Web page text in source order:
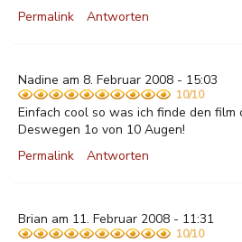
Permalink
Antworten
Nadine am 8. Februar 2008 - 15:03
10/10
Einfach cool so was ich finde den film
Deswegen 1o von 10 Augen!
Permalink
Antworten
Brian am 11. Februar 2008 - 11:31
10/10